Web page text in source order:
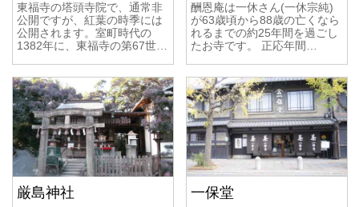
東福寺の塔頭寺院で、通常非
公開ですが、紅葉の時季には
公開されます。室町時代の
1382年に、東福寺の第67世…
酬恩庵は一休さん(一休宗純)
が63歳頃から88歳の亡くなら
れるまでの約25年間を過ごし
たお寺です。 正応年間…
厳島神社 一保堂